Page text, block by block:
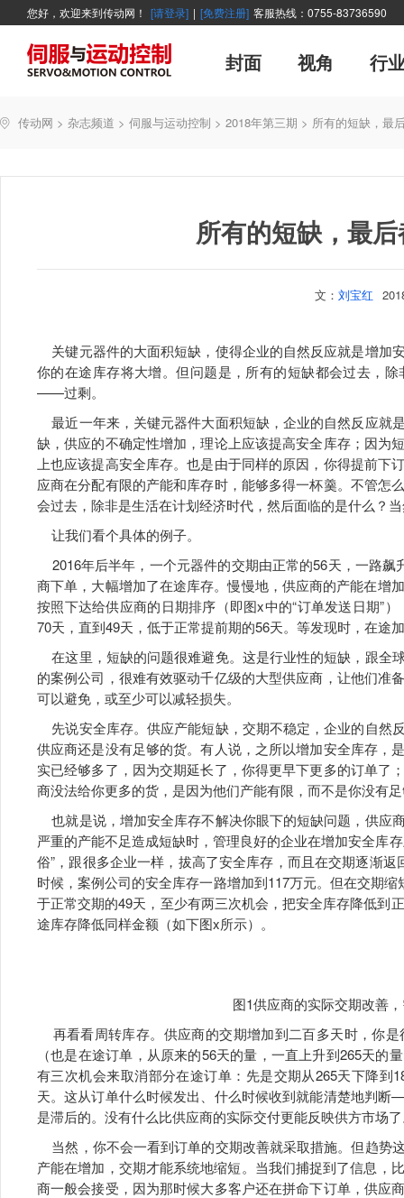
您好，欢迎来到传动网！ [请登录] | [免费注册] 客服热线：0755-83736590
封面 视角
产业活动
行
企业管理
智能制造
技术与应用
传动网 > 杂志频道 > 伺服与运动控制 > 2018年第三期 > 所有的短缺，最
所有的短缺，最
文： 刘宝红
关键元器件的大面积短缺，使得企业的自然反应就是增加
你的在途库存将大增。但问题是，所有的短缺都会过去，
——过剩。
最近一年来，关键元器件大面积短缺，企业的自然反应就
缺，供应的不确定性增加，理论上应该提高安全库存；因为
上也应该提高安全库存。也是由于同样的原因，你得提前
应商在分配有限的产能和库存时，能够多得一杯羹。不管怎
会过去，除非是生活在计划经济时代，然后面临的是什么？
让我们看个具体的例子。
2016年后半年，一个元器件的交期由正常的56天，一路
商下单，大幅增加了在途库存。慢慢地，供应商的产能在增
按照下达给供应商的日期排序（即图x中的“订单发送日期”
70天，直到49天，低于正常提前期的56天。等发现时，在途
在这里，短缺的问题很难避免。这是行业性的短缺，跟全
的案例公司，很难有效驱动千亿级的大型供应商，让他们准
可以避免，或至少可以减轻损失。
先说安全库存。供应产能短缺，交期不稳定，企业的自然
供应商还是没有足够的货。有人说，之所以增加安全库存，
实已经够多了，因为交期延长了，你得更早下更多的订单了
商没法给你更多的货，是因为他们产能有限，而不是你没有
也就是说，增加安全库存不解决你眼下的短缺问题，供应
严重的产能不足造成短缺时，管理良好的企业在增加安全库
俗”，跟很多企业一样，拔高了安全库存，而且在交期逐渐
时候，案例公司的安全库存一路增加到117万元。但在交期
于正常交期的49天，至少有两三次机会，把安全库存降低到
途库存降低同样金额（如下图x所示）。
图1供应商的实际交期改善
再看看周转库存。供应商的交期增加到二百多天时，你
（也是在途订单，从原来的56天的量，一直上升到265天
有三次机会来取消部分在途订单：先是交期从265天下降到
天。这从订单什么时候发出、什么时候收到就能清楚地判
是滞后的。没有什么比供应商的实际交付更能反映供方市场
当然，你不会一看到订单的交期改善就采取措施。但趋势
产能在增加，交期才能系统地缩短。当我们捕捉到了信息，
商一般会接受，因为那时候大多客户还在拼命下订单，供应